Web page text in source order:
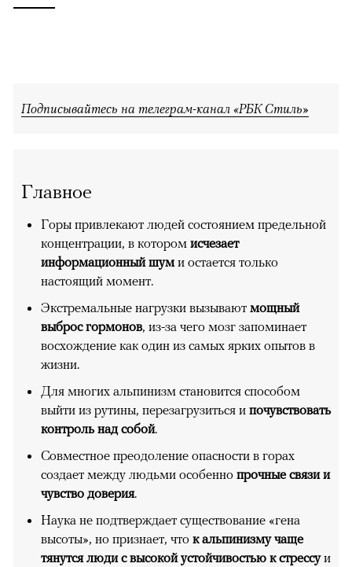
Подписывайтесь на телеграм-канал «РБК Стиль»
Главное
Горы привлекают людей состоянием предельной
концентрации, в котором исчезает
информационный шуми остается только
настоящий момент.
Экстремальные нагрузки вызывают мощный
выброс гормонов, из-за чего мозг запоминает
восхождение как один из самых ярких опытов в
жизни.
Для многих альпинизм становится способом
выйти из рутины, перезагрузиться и почувствовать
контроль над собой.
Совместное преодоление опасности в горах
создает между людьми особенно прочные связи и
чувство доверия.
Наука не подтверждает существование «гена
высоты», но признает, что к альпинизму чаще
тянутся люди с высокой устойчивостью к стрессуи